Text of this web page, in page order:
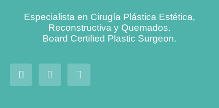
Especialista en Cirugía Plástica Estética,
Reconstructiva y Quemados.
Board Certified Plastic Surgeon.